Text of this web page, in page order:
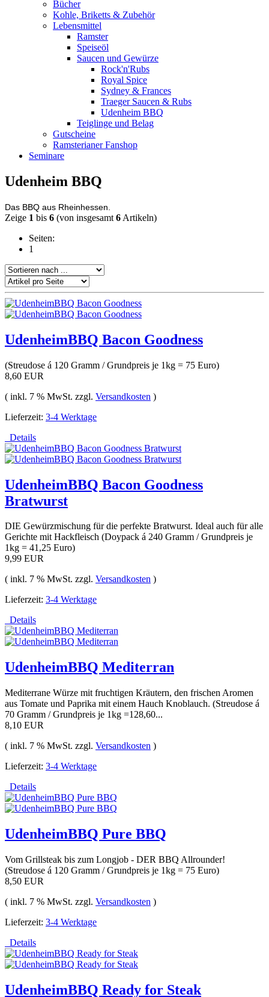
Bücher
Kohle, Briketts & Zubehör
Lebensmittel
Ramster
Speiseöl
Saucen und Gewürze
Rock'n'Rubs
Royal Spice
Sydney & Frances
Traeger Saucen & Rubs
Udenheim BBQ
Teiglinge und Belag
Gutscheine
Ramsterianer Fanshop
Seminare
Udenheim BBQ
Das BBQ aus Rheinhessen.
Zeige 1 bis 6 (von insgesamt 6 Artikeln)
Seiten:
1
UdenheimBBQ Bacon Goodness
(Streudose á 120 Gramm / Grundpreis je 1kg = 75 Euro)
8,60 EUR
( inkl. 7 % MwSt. zzgl. Versandkosten )
Lieferzeit: 3-4 Werktage
Details
UdenheimBBQ Bacon Goodness
Bratwurst
DIE Gewürzmischung für die perfekte Bratwurst. Ideal auch für alle
Gerichte mit Hackfleisch (Doypack á 240 Gramm / Grundpreis je
1kg = 41,25 Euro)
9,99 EUR
( inkl. 7 % MwSt. zzgl. Versandkosten )
Lieferzeit: 3-4 Werktage
Details
UdenheimBBQ Mediterran
Mediterrane Würze mit fruchtigen Kräutern, den frischen Aromen
aus Tomate und Paprika mit einem Hauch Knoblauch. (Streudose á
70 Gramm / Grundpreis je 1kg =128,60...
8,10 EUR
( inkl. 7 % MwSt. zzgl. Versandkosten )
Lieferzeit: 3-4 Werktage
Details
UdenheimBBQ Pure BBQ
Vom Grillsteak bis zum Longjob - DER BBQ Allrounder!
(Streudose á 120 Gramm / Grundpreis je 1kg = 75 Euro)
8,50 EUR
( inkl. 7 % MwSt. zzgl. Versandkosten )
Lieferzeit: 3-4 Werktage
Details
UdenheimBBQ Ready for Steak